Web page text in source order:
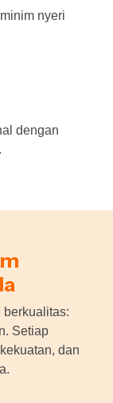
nyeri
dengan
Setiap
dan